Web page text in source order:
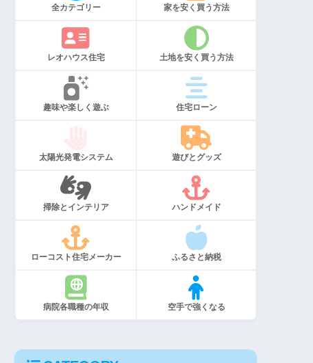
全カテゴリー 家を安く買う方法
レオハウス住宅 土地を安く買う方法
趣味や楽しく遊ぶ 住宅ローン
太陽光発電システム 遊びとグッズ
掃除とインテリア ハンドメイド
ローコスト住宅メーカー ふるさと納税
病院各職種の年収 空手で強くなる